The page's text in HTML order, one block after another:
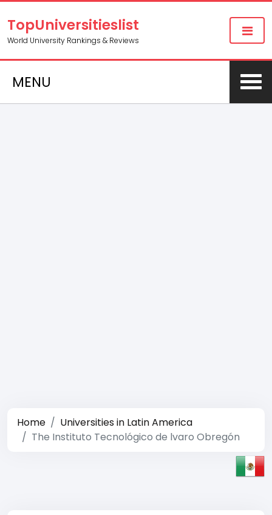
TopUniversitieslist
World University Rankings & Reviews
MENU
Home
Universities in Latin America
The Instituto Tecnológico de lvaro Obregón